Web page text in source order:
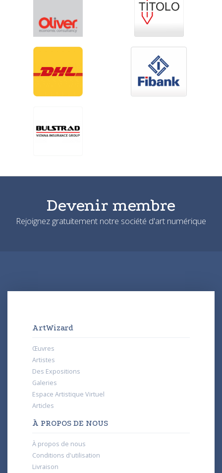
Devenir membre
Rejoignez gratuitement notre société d'art numérique
ArtWizard
Œuvres
Artistes
Des Expositions
Galeries
Espace Artistique Virtuel
Articles
À PROPOS DE NOUS
À propos de nous
Conditions d'utilisation
Livraison